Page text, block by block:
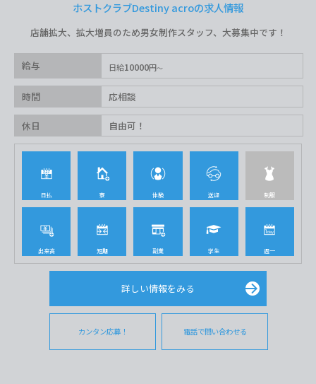
ホストクラブDestiny acroの求人情報
店舗拡大、拡大増員のため男女制作スタッフ、大募集中です！
給与 日給10000円
時間 応相談
休日 自由可！
日払 寮 体験 送迎 制服
出来高 短期 副業 学生 週一
詳しい情報をみる
カンタン応募！ 電話で問い合わせる